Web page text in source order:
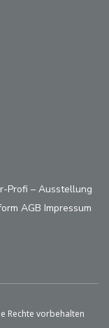
Profi – Ausstellung
AGB Impressum
Rechte vorbehalten